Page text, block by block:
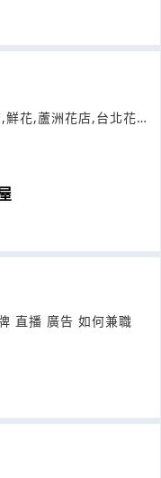
鮮花,蘆洲花店,台北花
直播 廣告 如何兼職